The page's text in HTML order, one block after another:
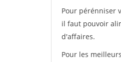
Pour pérénniser
il faut pouvoir
d'affaires.
Pour les